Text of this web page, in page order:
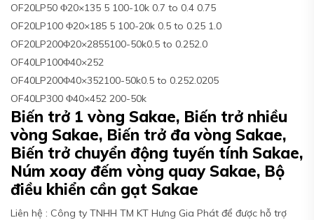
OF20LP50 Φ20×135 5 100-10k 0.7 to 0.4 0.75
OF20LP100 Φ20×185 5 100-20k 0.5 to 0.25 1.0
OF20LP200Φ20×2855100-50k0.5 to 0.252.0
OF40LP100Φ40×252
OF40LP200Φ40×352100-50k0.5 to 0.252.0205
OF40LP300 Φ40×452 200-50k
Biến trở 1 vòng Sakae, Biến trở nhiều
vòng Sakae, Biến trở đa vòng Sakae,
Biến trở chuyển động tuyến tính Sakae,
Núm xoay đếm vòng quay Sakae, Bộ
điều khiển cần gạt Sakae
Liên hệ : Công ty TNHH TM KT Hưng Gia Phát để được hỗ trợ